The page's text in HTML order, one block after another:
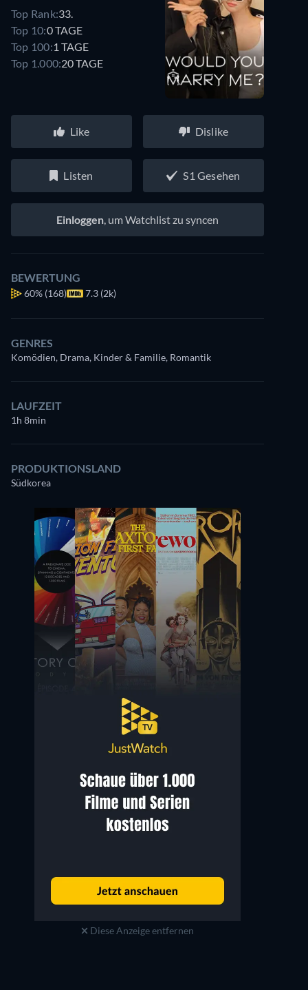
Top Rank:33.
Top 10:0 TAGE
Top 100:1 TAGE
Top 1.000:20 TAGE
Like Dislike
Listen S1 Gesehen
Einloggen, um Watchlist zu syncen
BEWERTUNG
60% (168) 7.3 (2k)
GENRES
Komödien, Drama, Kinder & Familie, Romantik
LAUFZEIT
1h 8min
PRODUKTIONSLAND
Südkorea
Diese Anzeige entfernen